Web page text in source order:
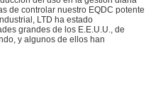
de controlar nuestro EQDC potente
LTD ha estado
grandes de los E.E.U.U., de
y algunos de ellos han